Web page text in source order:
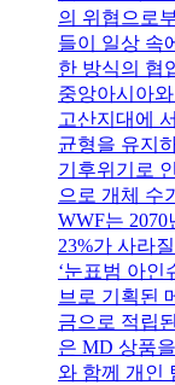
의 위협으로
들이 일상 속
한 방식의 협
중앙아시아
고산지대에
균형을 유지
기후위기로
으로 개체 수
WWF는
23%가 사라
‘눈표범 아인
브로 기획된
금으로 적립
은 MD 상품
와 함께 개인